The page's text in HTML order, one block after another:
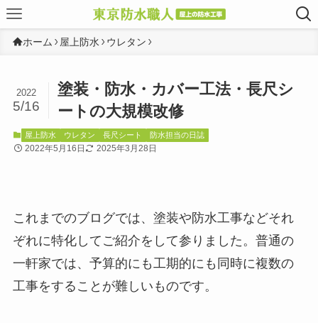
ホーム 屋上防水 ウレタン
塗装・防水・カバー工法・長尺シ
ートの大規模改修
2022
5/16
屋上防水 ウレタン 長尺シート 防水担当の日誌
2022年5月16日 2025年3月28日
これまでのブログでは、塗装や防水工事などそれ
ぞれに特化してご紹介をして参りました。普通の
一軒家では、予算的にも工期的にも同時に複数の
工事をすることが難しいものです。